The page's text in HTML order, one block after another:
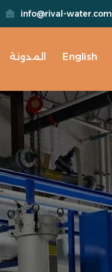
info@rival-water.com
المدونة English